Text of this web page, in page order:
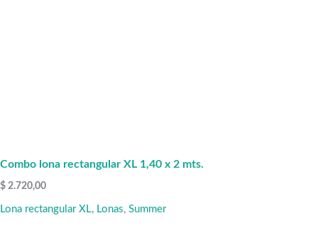
Combo lona rectangular XL 1,40 x 2 mts.
$ 2.720,00
Lona rectangular XL, Lonas, Summer